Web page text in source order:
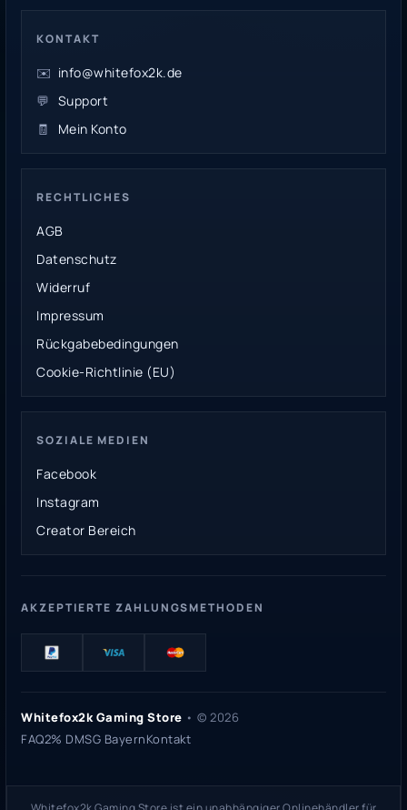
KONTAKT
✉️ info@whitefox2k.de
💬 Support
🧾
Mein Konto
RECHTLICHES
AGB
Datenschutz
Widerruf
Impressum
Rückgabebedingungen
Cookie-Richtlinie (EU)
SOZIALE MEDIEN
Facebook
Instagram
Creator Bereich
AKZEPTIERTE ZAHLUNGSMETHODEN
Whitefox2k Gaming Store • © 2026
FAQ2% DMSG BayernKontakt